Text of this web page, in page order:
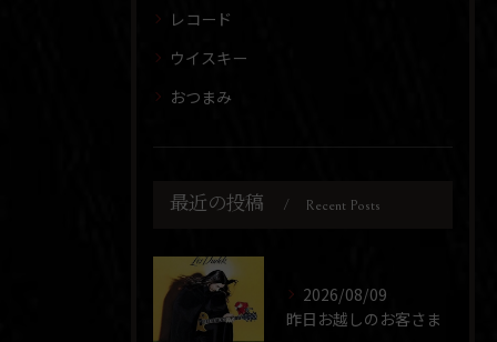
レコード
ウイスキー
おつまみ
最近の投稿 Recent Posts
2026/08/09
昨日お越しのお客さま